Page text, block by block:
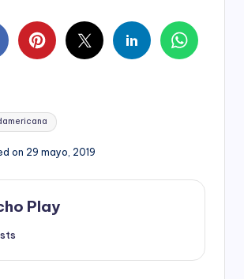
on 29 mayo, 2019
Play